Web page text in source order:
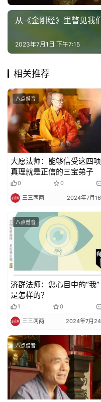
责
声
从《金刚经》里瞥见我
2023年7月1日 下午7:15
相关推荐
八点僧音
大愿法师：能够信受这四项
真理就是正信的三宝弟子
0 0
三三两两 2024年7月
八点僧音
济群法师：您心目中的“我”
是怎样的？
1 0
三三两两 2024年7月
八点僧音